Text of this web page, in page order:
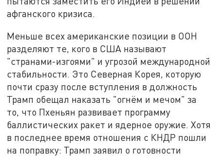
афганского кризиса.
Меньше всех американские позиции в ООН
разделяют те, кого в США называют
"странами-изгоями" и угрозой международной
стабильности. Это Северная Корея, которую
почти сразу после вступления в должность
Трамп обещал наказать "огнём и мечом" за
то, что Пхеньян развивает программу
баллистических ракет и ядерное оружие. Хотя
в последнее время отношения с КНДР пошли
на поправку: Трамп заявил о готовности